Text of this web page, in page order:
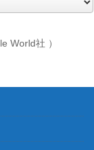
World社 ）